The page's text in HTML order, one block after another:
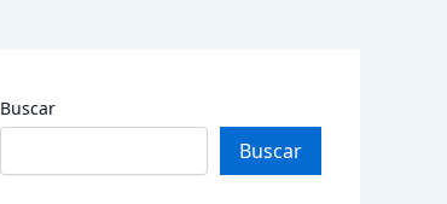
Buscar
Buscar